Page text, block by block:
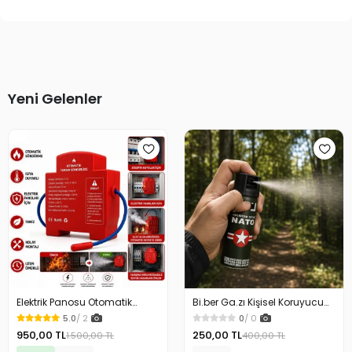
Yeni Gelenler
Elektrik Panosu Otomatik
Yangın Söndürücü Isıya
Duyarlı Sigorta Kutusu Yangın
Söndürme Cihazı
5.0/ 2
950,00 TL1.500,00 TL
Bi.ber Ga.zı Kişisel Koruyucu
Ekipman Savunma İçin
0/ 0
250,00 TL400,00 TL